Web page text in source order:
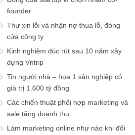
founder
Thư xin lỗi và nhận nợ thua lỗ, đóng
cửa công ty
Kinh nghiệm đúc rút sau 10 năm xây
dựng Vntrip
Tin người nhà – họa 1 sản nghiệp có
giá trị 1.600 tỷ đồng
Các chiến thuật phối hợp marketing và
sale tăng doanh thu
Làm marketing online như nào khi đối